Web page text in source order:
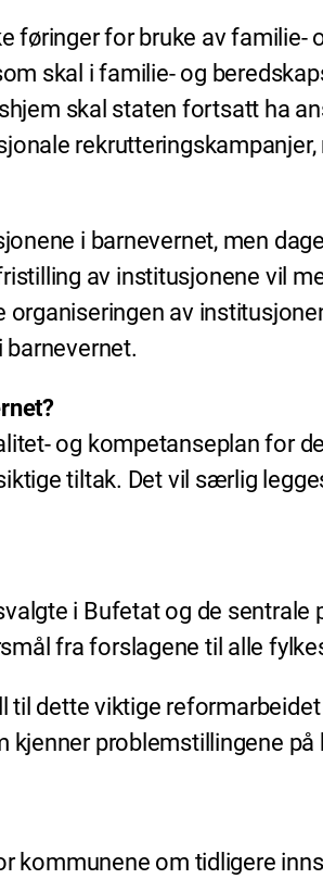
føringer for bruke av
skal i familie- og
skal staten fortsatt ha
i barnevernet, men
av institusjonene vil
organiseringen av
og kompetanseplan for
tiltak. Det vil særlig
i Bufetat og de
fra forslagene til alle
til dette viktige
problemstillingene på
kommunene om tidligere